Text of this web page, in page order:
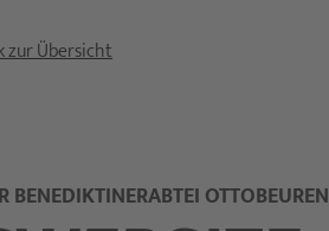
zur Übersicht
BENEDIKTINERABTEI OTTOBEUREN